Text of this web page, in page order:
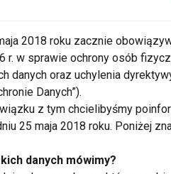
„Jedz owoce i
„SZARLOTKA”
owsianych (lub innych)
roślinnego
2018 roku zacznie
r. w sprawie ochrony osób
danych oraz uchylenia
Danych”).
z tym chcielibyśmy
25 maja 2018 roku. Poniżej
danych mówimy?